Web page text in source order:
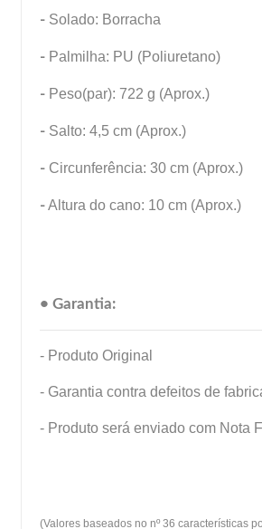
- Solado: Borracha
- Palmilha: PU (Poliuretano)
- Peso(par): 722 g (Aprox.)
- Salto: 4,5 cm (Aprox.)
- Circunferência: 30 cm (Aprox.)
-Altura do cano: 10 cm (Aprox.)
• Garantia:
- Produto Original
- Garantia contra defeitos de
- Produto será enviado com Nota
(Valores baseados no nº 36 características